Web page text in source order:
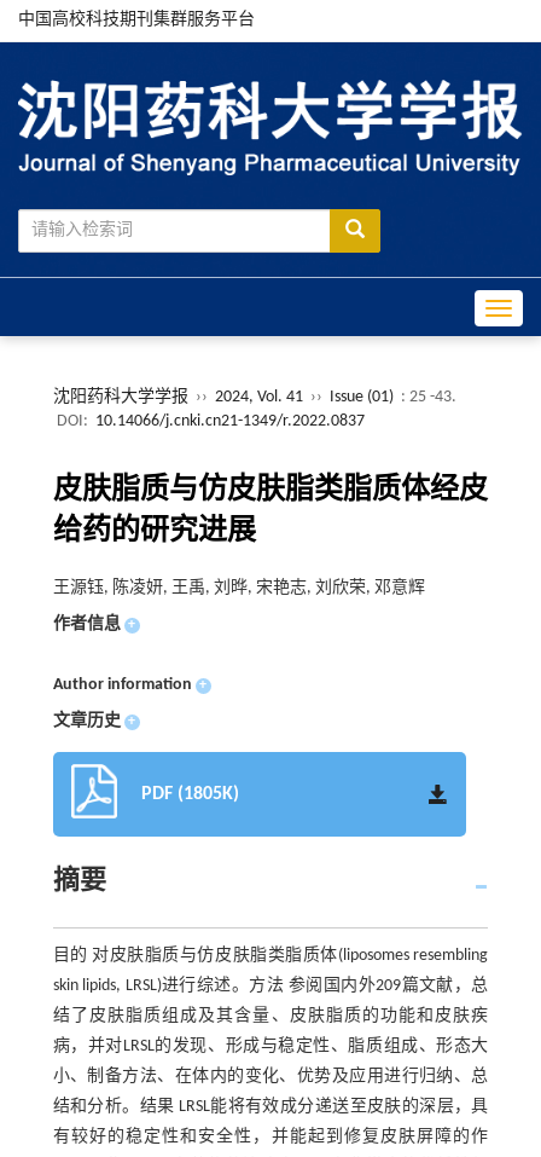
中国高校科技期刊集群服务平台
沈阳药科大学学报 ›› 2024, Vol. 41 ›› Issue (01) : 25 -43.
DOI: 10.14066/j.cnki.cn21-1349/r.2022.0837
皮肤脂质与仿皮肤脂类脂质体经皮
给药的研究进展
王源钰, 陈凌妍, 王禹, 刘晔, 宋艳志, 刘欣荣, 邓意辉
作者信息 +
Author information +
文章历史 +
PDF (1805K)
摘要
目的 对皮肤脂质与仿皮肤脂类脂质体(liposomes resembling
skin lipids, LRSL)进行综述。方法 参阅国内外209篇文献，总
结了皮肤脂质组成及其含量、皮肤脂质的功能和皮肤疾
病，并对LRSL的发现、形成与稳定性、脂质组成、形态大
小、制备方法、在体内的变化、优势及应用进行归纳、总
结和分析。结果 LRSL能将有效成分递送至皮肤的深层，具
有较好的稳定性和安全性，并能起到修复皮肤屏障的作